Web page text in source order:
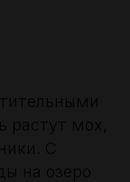
растут мох,
С
на озеро